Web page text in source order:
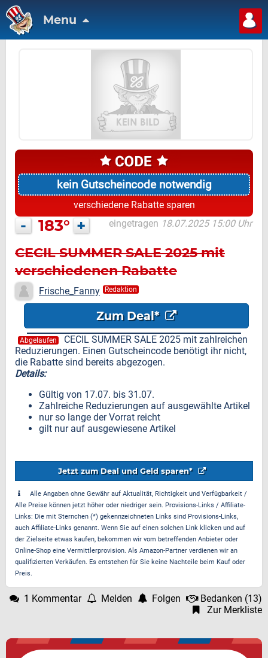
Menu
kein Gutscheincode notwendig
verschiedene Rabatte sparen
- 183° + eingetragen 18.07.2025 15:00 Uhr
CECIL SUMMER SALE 2025 mit
verschiedenen Rabatte
Frische_Fanny Redaktion
Zum Deal*
Abgelaufen
CECIL SUMMER SALE 2025 mit zahlreichen
Reduzierungen. Einen Gutscheincode benötigt ihr nicht,
die Rabatte sind bereits abgezogen.
Details:
Gültig von 17.07. bis 31.07.
Zahlreiche Reduzierungen auf ausgewählte Artikel
nur so lange der Vorrat reicht
gilt nur auf ausgewiesene Artikel
Jetzt zum Deal und Geld sparen*
Alle Angaben ohne Gewähr auf Aktualität, Richtigkeit und Verfügbarkeit /
Alle Preise können jetzt höher oder niedriger sein. Provisions-Links / Affiliate-
Links: Die mit Sternchen (*) gekennzeichneten Links sind Provisions-Links,
auch Affiliate-Links genannt. Wenn Sie auf einen solchen Link klicken und auf
der Zielseite etwas kaufen, bekommen wir vom betreffenden Anbieter oder
Online-Shop eine Vermittlerprovision. Als Amazon-Partner verdienen wir an
qualifizierten Verkäufen. Es entstehen für Sie keine Nachteile beim Kauf oder
Preis.
1 Kommentar Melden Folgen Bedanken (13)
Zur Merkliste